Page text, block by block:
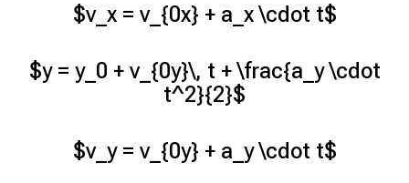
$v_x = v_{0x} + a_x \cdot t$
$y = y_0 + v_{0y}\, t + \frac{a_y \cdot
t^2}{2}$
$v_y = v_{0y} + a_y \cdot t$